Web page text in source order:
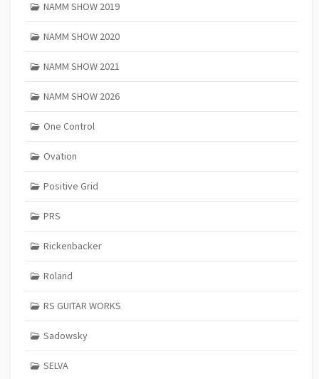
NAMM SHOW 2019
NAMM SHOW 2020
NAMM SHOW 2021
NAMM SHOW 2026
One Control
Ovation
Positive Grid
PRS
Rickenbacker
Roland
RS GUITAR WORKS
Sadowsky
SELVA